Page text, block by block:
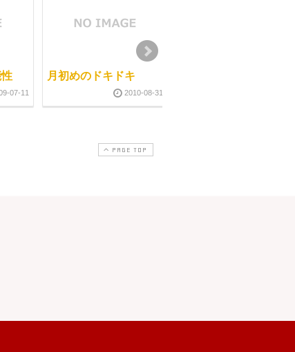
07-11
月初めのドキドキ
2010-08-31
PAGE TOP